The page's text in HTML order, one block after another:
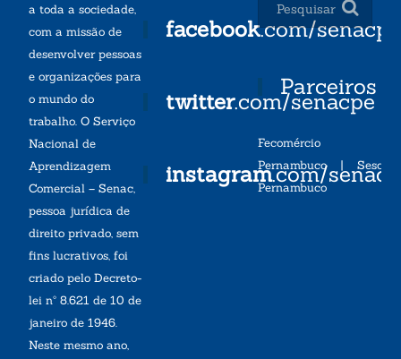
a toda a sociedade,
com a missão de
desenvolver pessoas
e organizações para
o mundo do
trabalho. O Serviço
Nacional de
Aprendizagem
Comercial – Senac,
pessoa jurídica de
direito privado, sem
fins lucrativos, foi
criado pelo Decreto-
lei nº 8.621 de 10 de
janeiro de 1946.
Neste mesmo ano,
facebook.com/senacpe
twitter.com/senacpe
instagram.com/
Parceiros
Fecomércio
Pernambuco| Sesc
Pernambuco